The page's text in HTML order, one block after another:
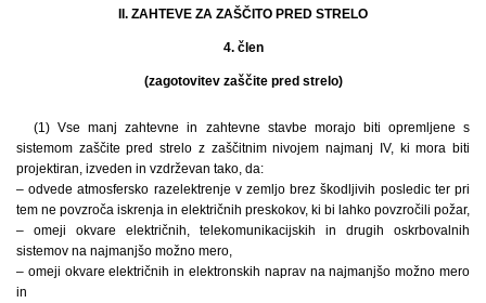
II. ZAHTEVE ZA ZAŠČITO PRED STRELO
4. člen
(zagotovitev zaščite pred strelo)
(1) Vse manj zahtevne in zahtevne stavbe morajo biti opremljene s
sistemom zaščite pred strelo z zaščitnim nivojem najmanj IV, ki mora biti
projektiran, izveden in vzdrževan tako, da:
– odvede atmosfersko razelektrenje v zemljo brez škodljivih posledic ter pri
tem ne povzroča iskrenja in električnih preskokov, ki bi lahko povzročili požar,
– omeji okvare električnih, telekomunikacijskih in drugih oskrbovalnih
sistemov na najmanjšo možno mero,
– omeji okvare električnih in elektronskih naprav na najmanjšo možno mero
in